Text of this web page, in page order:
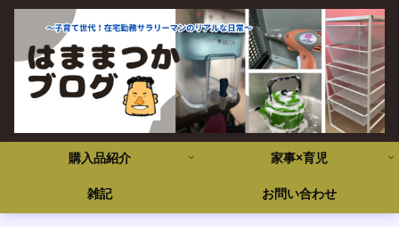
購入品紹介 家事×育児
雑記 お問い合わせ